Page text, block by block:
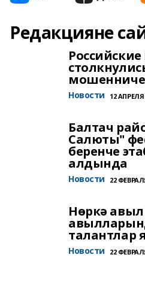
Редакцияне
Новости 12 АПРЕЛЯ
Балтач
Салюты"
беренче
алдында
Новости 22
Нөркә
талантлар
Новости 22